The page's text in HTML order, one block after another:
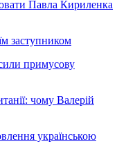
Павла Кириленка
заступником
примусову
чому Валерій
українською